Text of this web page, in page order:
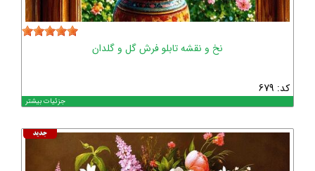
نخ و نقشه تابلو فرش گل و گلدان
کد: 679
جزئیات بیشتر